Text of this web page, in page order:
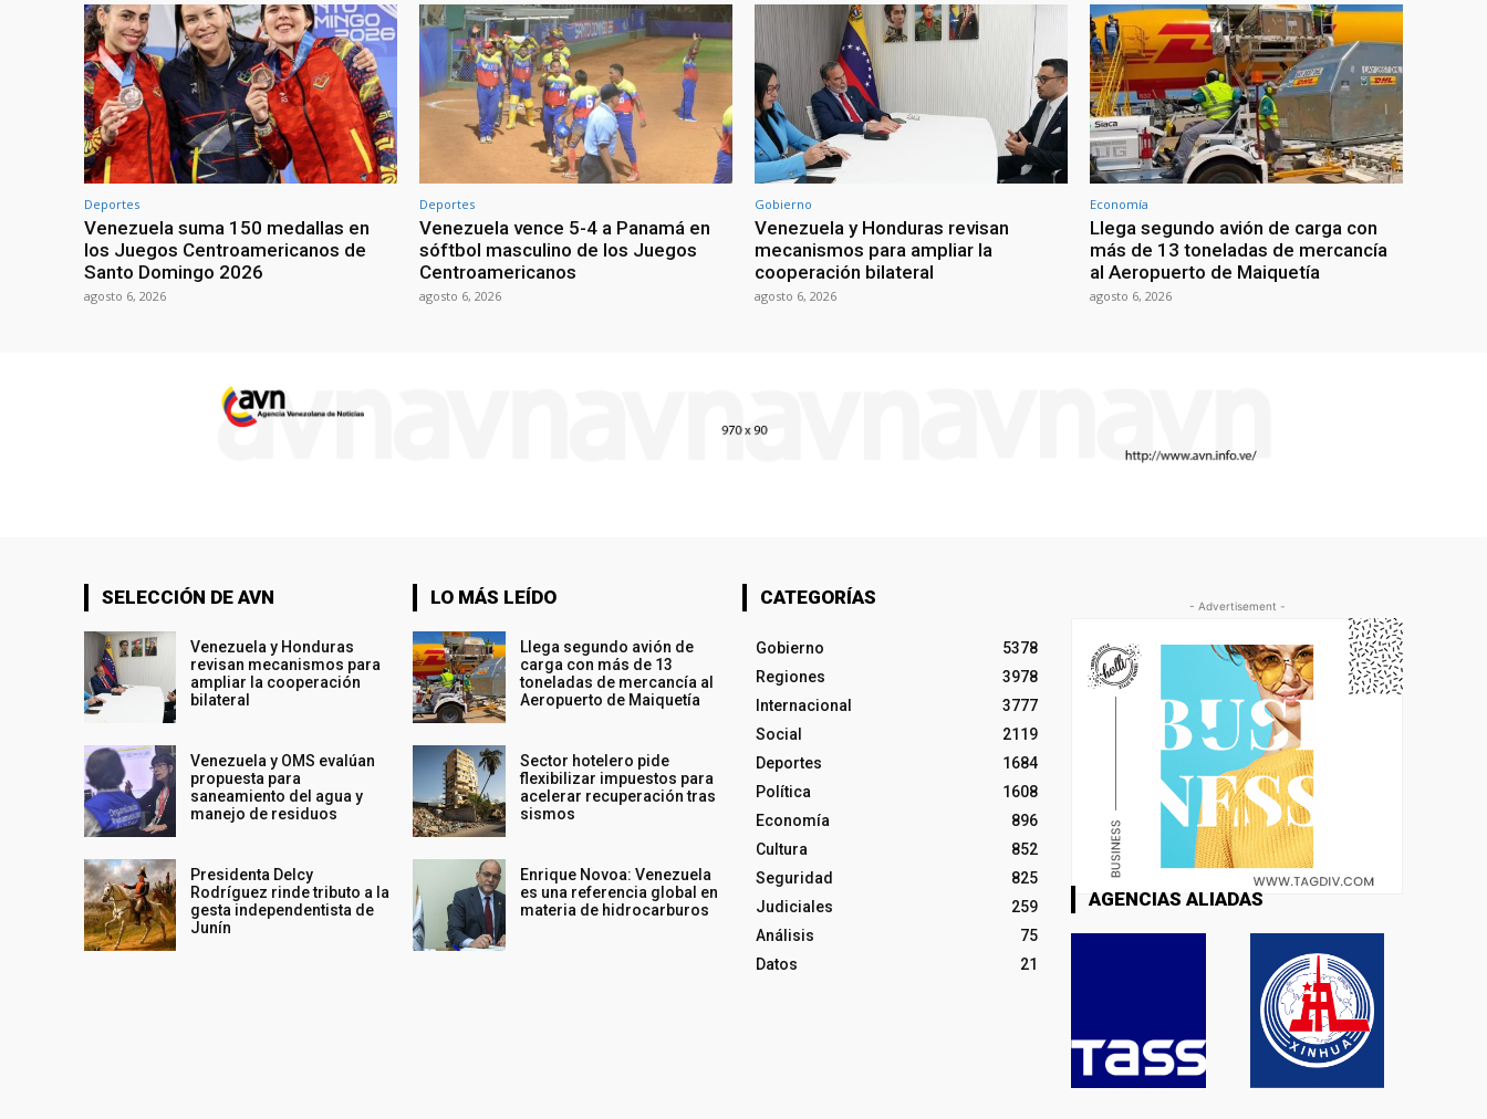
Deportes
Venezuela suma 150 medallas en
los Juegos Centroamericanos de
Santo Domingo 2026
agosto 6, 2026
Deportes
Venezuela vence 5-4 a Panamá en
sóftbol masculino de los Juegos
Centroamericanos
agosto 6, 2026
Gobierno
Venezuela y Honduras revisan
mecanismos para ampliar la
cooperación bilateral
agosto 6, 2026
Economía
Llega segundo avión de carga con
más de 13 toneladas de mercancía
al Aeropuerto de Maiquetía
agosto 6, 2026
SELECCIÓN DE AVN
Venezuela y Honduras
revisan mecanismos para
ampliar la cooperación
bilateral
Venezuela y OMS evalúan
propuesta para
saneamiento del agua y
manejo de residuos
Presidenta Delcy
Rodríguez rinde tributo a la
gesta independentista de
Junín
LO MÁS LEÍDO
Llega segundo avión de
carga con más de 13
toneladas de mercancía al
Aeropuerto de Maiquetía
Sector hotelero pide
flexibilizar impuestos para
acelerar recuperación tras
sismos
Enrique Novoa: Venezuela
es una referencia global en
materia de hidrocarburos
CATEGORÍAS
Gobierno
5378
Regiones
3978
Internacional
3777
Social
2119
Deportes
1684
Política
1608
Economía
896
Cultura
852
Seguridad
825
Judiciales
259
Análisis
75
Datos
21
- Advertisement -
AGENCIAS ALIADAS